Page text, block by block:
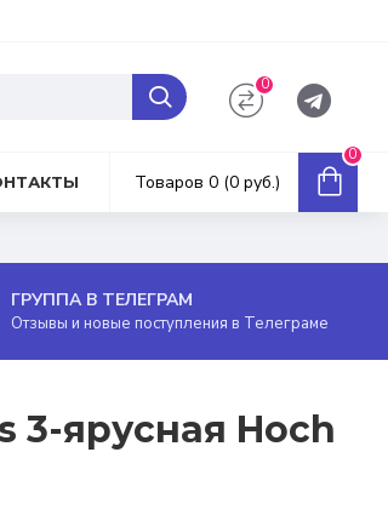
0
Товаров 0 (0 руб.)
0
ГРУППА В ТЕЛЕГРАМ
Отзывы и новые поступления в Телеграме
3-ярусная Hoch